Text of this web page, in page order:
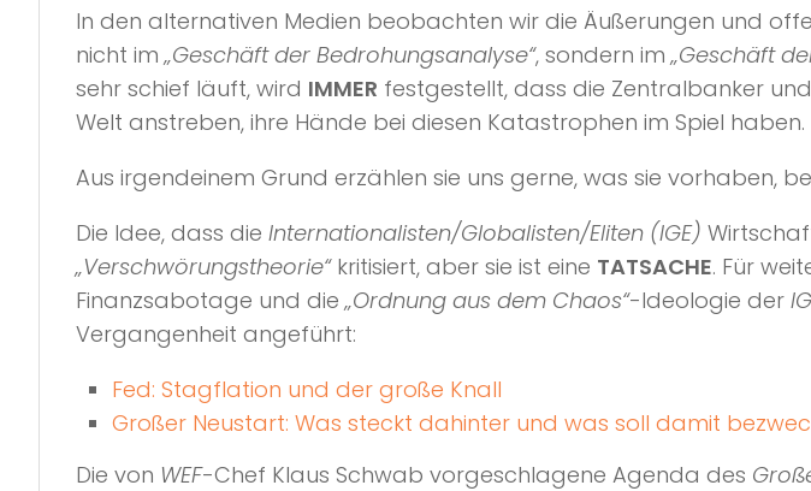
In den alternativen Medien beobachten wir die Äußerungen und
nicht im„Geschäft der Bedrohungsanalyse“, sondern im„Geschäft
sehr schief läuft, wird IMMER festgestellt, dass die Zentralbanker
Welt anstreben, ihre Hände bei diesen Katastrophen im Spiel haben.
Aus irgendeinem Grund erzählen sie uns gerne, was sie vorhaben,
Die Idee, dass die Internationalisten/Globalisten/Eliten (IGE)
„Verschwörungstheorie“kritisiert, aber sie ist eine TATSACHE. Für
Finanzsabotage und die„Ordnung aus dem Chaos“-Ideologie der
Vergangenheit angeführt:
Fed: Stagflation und der große Knall
Großer Neustart: Was steckt dahinter und was soll damit
Die von WEF-Chef Klaus Schwab vorgeschlagene Agenda des